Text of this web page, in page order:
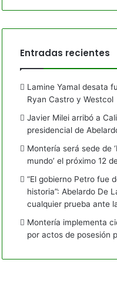
Entradas recientes
Lamine Yamal desata
Ryan Castro y Westcol
Javier Milei arribó a
presidencial de
Montería será sede de
mundo’ el próximo 12
“El gobierno Petro fue
historia”: Abelardo De
cualquier prueba ante
Montería implementa
por actos de posesión